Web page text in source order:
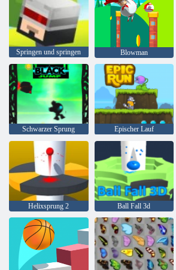
Springen und springen Blowman
Schwarzer Sprung Epischer Lauf
Helixsprung 2 Ball Fall 3d